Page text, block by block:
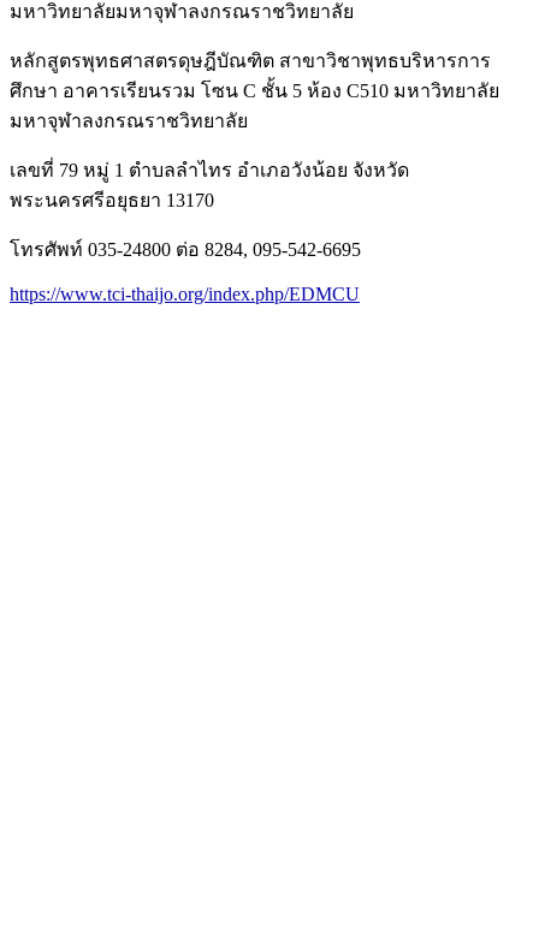
มหาวิทยาลัยมหาจุฬาลงกรณราชวิทยาลัย
หลักสูตรพุทธศาสตรดุษฎีบัณฑิต สาขาวิชาพุทธบริหารการ
ศึกษา อาคารเรียนรวม โซน C ชั้น 5 ห้อง C510 มหาวิทยาลัย
มหาจุฬาลงกรณราชวิทยาลัย
เลขที่ 79 หมู่ 1 ตำบลลำไทร อำเภอวังน้อย จังหวัด
พระนครศรีอยุธยา 13170
โทรศัพท์ 035-24800 ต่อ 8284, 095-542-6695
https://www.tci-thaijo.org/index.php/EDMCU